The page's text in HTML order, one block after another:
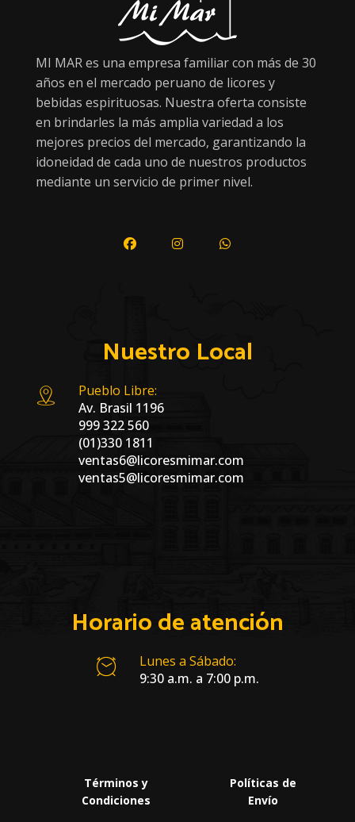
MI MAR es una empresa familiar con más de 30
años en el mercado peruano de licores y
bebidas espirituosas. Nuestra oferta consiste
en brindarles la más amplia variedad a los
mejores precios del mercado, garantizando la
idoneidad de cada uno de nuestros productos
mediante un servicio de primer nivel.
Nuestro Local
Pueblo Libre:
Av. Brasil 1196
999 322 560
(01)330 1811
ventas6@licoresmimar.com
ventas5@licoresmimar.com
Horario de atención
Lunes a Sábado:
9:30 a.m. a 7:00 p.m.
Términos y
Condiciones
Políticas de
Envío